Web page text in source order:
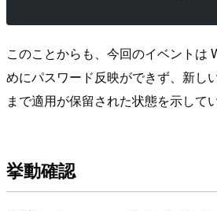
このことからも、今回のイベントは
めにパスワード反映ができず、新し
まで適用が保留された状態を示して
挙動確認